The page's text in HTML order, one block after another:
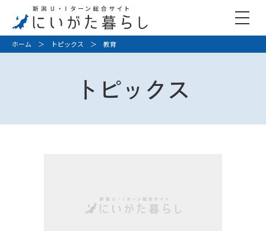
ホーム ＞ トピックス ＞ 教育
トピックス